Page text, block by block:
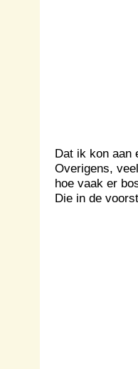
Dat ik kon aan
Overigens,
hoe vaak er
Die in de